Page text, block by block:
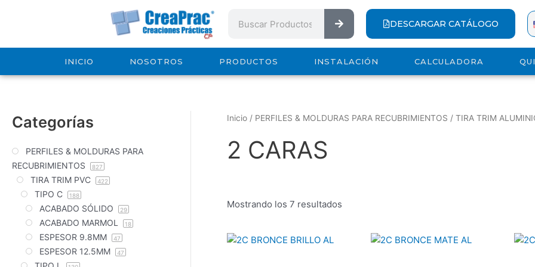
Search
DESCARGAR CATÁLOGO
INICIO NOSOTROS PRODUCTOS INSTALACIÓN CALCULADORA
Categorías
PERFILES & MOLDURAS PARA
RECUBRIMIENTOS
827
TIRA TRIM PVC 422
TIPO C 188
ACABADO SÓLIDO 29
ACABADO MARMOL 18
ESPESOR 9.8MM 47
ESPESOR 12.5MM 47
Inicio/ PERFILES & MOLDURAS PARA RECUBRIMIENTOS / TIRA TRIM
2 CARAS
Mostrando los 7 resultados